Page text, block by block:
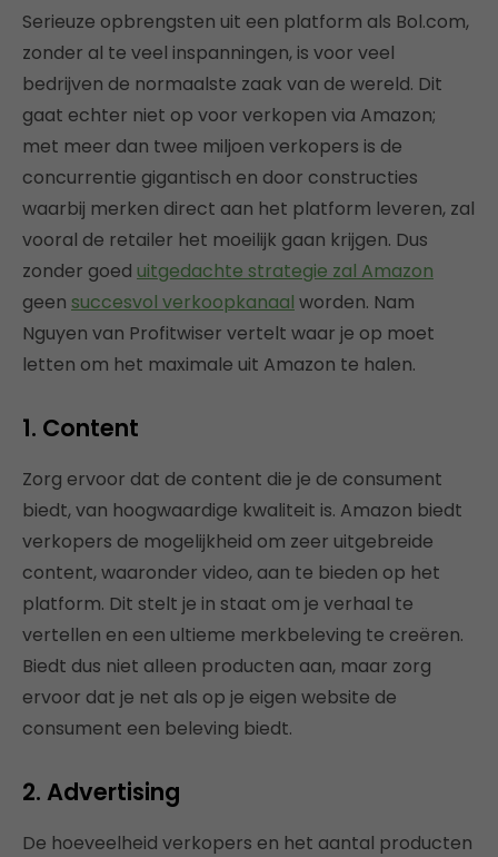
Serieuze opbrengsten uit een platform als Bol.com,
zonder al te veel inspanningen, is voor veel
bedrijven de normaalste zaak van de wereld. Dit
gaat echter niet op voor verkopen via Amazon;
met meer dan twee miljoen verkopers is de
concurrentie gigantisch en door constructies
waarbij merken direct aan het platform leveren, zal
vooral de retailer het moeilijk gaan krijgen. Dus
zonder goed uitgedachte strategie zal Amazon
geen succesvol verkoopkanaal worden. Nam
Nguyen van Profitwiser vertelt waar je op moet
letten om het maximale uit Amazon te halen.
1. Content
Zorg ervoor dat de content die je de consument
biedt, van hoogwaardige kwaliteit is. Amazon biedt
verkopers de mogelijkheid om zeer uitgebreide
content, waaronder video, aan te bieden op het
platform. Dit stelt je in staat om je verhaal te
vertellen en een ultieme merkbeleving te creëren.
Biedt dus niet alleen producten aan, maar zorg
ervoor dat je net als op je eigen website de
consument een beleving biedt.
2. Advertising
De hoeveelheid verkopers en het aantal producten